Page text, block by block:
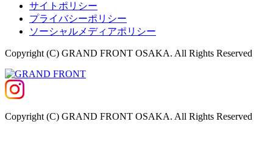
サイトポリシー
プライバシーポリシー
ソーシャルメディアポリシー
Copyright (C) GRAND FRONT OSAKA. All Rights Reserved
Copyright (C) GRAND FRONT OSAKA. All Rights Reserved